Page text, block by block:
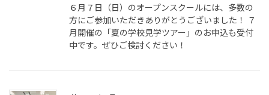
６月７日（日）のオープンスクールには、多数の
方にご参加いただきありがとうございました！ ７
月開催の「夏の学校見学ツアー」のお申込も受付
中です。ぜひご検討ください！